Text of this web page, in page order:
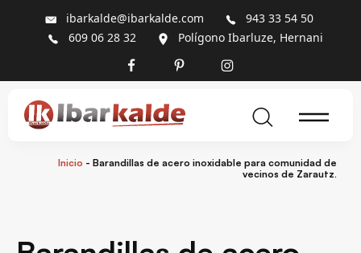
ibarkalde@ibarkalde.com
943 33 54 50
609 06 28 32
Polígono Ibarluze, Hernani
Inicio - Barandillas de acero inoxidable para comunidad de
vecinos de Zarautz.